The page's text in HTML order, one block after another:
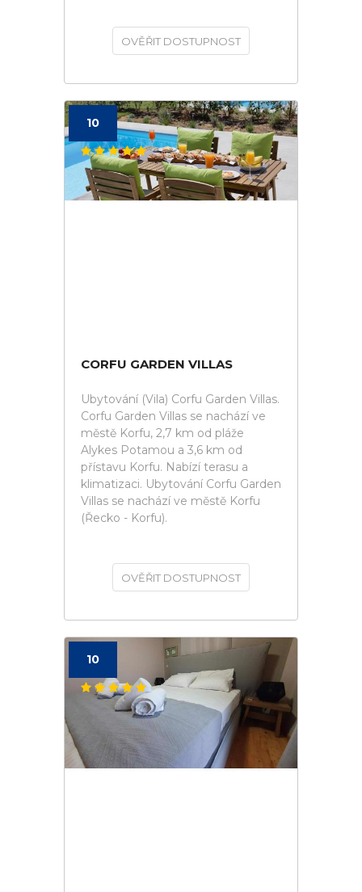
OVĚŘIT DOSTUPNOST
10
CORFU GARDEN VILLAS
Ubytování (Vila) Corfu Garden Villas.
Corfu Garden Villas se nachází ve
městě Korfu, 2,7 km od pláže
Alykes Potamou a 3,6 km od
přístavu Korfu. Nabízí terasu a
klimatizaci. Ubytování Corfu Garden
Villas se nachází ve městě Korfu
(Řecko - Korfu).
OVĚŘIT DOSTUPNOST
10